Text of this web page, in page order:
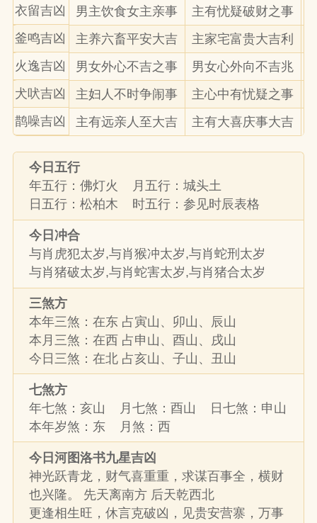
衣留吉凶
男主饮食女主亲事 主有忧疑破财之事
釜鸣吉凶
主养六畜平安大吉 主家宅富贵大吉利
火逸吉凶
男女外心不吉之事 男女心外向不吉兆
犬吠吉凶
主妇人不时争闹事 主心中有忧疑之事
鹊噪吉凶
主有远亲人至大吉 主有大喜庆事大吉
今日五行
年五行：佛灯火 月五行：城头土
日五行：松柏木 时五行：参见时辰表格
今日冲合
与肖虎犯太岁,与肖猴冲太岁,与肖蛇刑太岁
与肖猪破太岁,与肖蛇害太岁,与肖猪合太岁
三煞方
本年三煞：在东 占寅山、卯山、辰山
本月三煞：在西 占申山、酉山、戌山
今日三煞：在北 占亥山、子山、丑山
七煞方
年七煞：亥山 月七煞：酉山 日七煞：申山
本年岁煞：东 月煞：西
今日河图洛书九星吉凶
神光跃青龙，财气喜重重，求谋百事全，横财
也兴隆。 先天离南方 后天乾西北
更逢相生旺，休言克破凶，见贵安营寨，万事